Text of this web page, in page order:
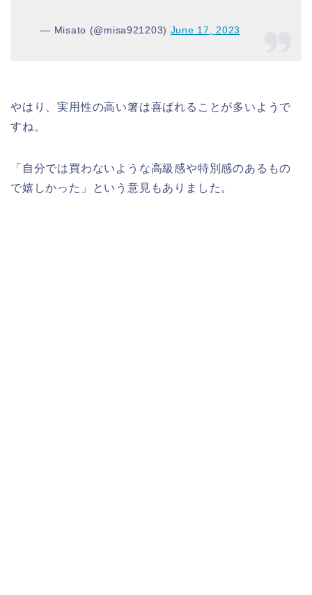
— Misato (@misa921203) June 17, 2023
やはり、実用性の高い箸は喜ばれることが多いようで
すね。
「 自分では買わないような高級感や特別感のあるもの
で嬉しかった 」 という意見もありました。